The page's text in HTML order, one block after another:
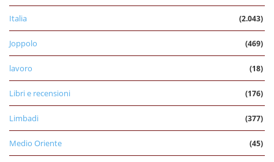
Italia (2.043)
Joppolo (469)
lavoro (18)
Libri e recensioni (176)
Limbadi (377)
Medio Oriente (45)